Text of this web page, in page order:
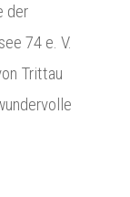
der
74 e. V.
Trittau